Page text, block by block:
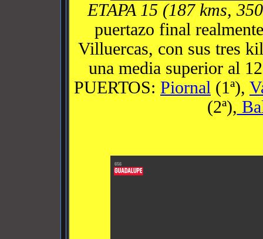
ETAPA 15 (187 kms,
puertazo final
Villuercas, con sus tres
una media superior al
PUERTOS: Piornal (1ª),
(2ª),